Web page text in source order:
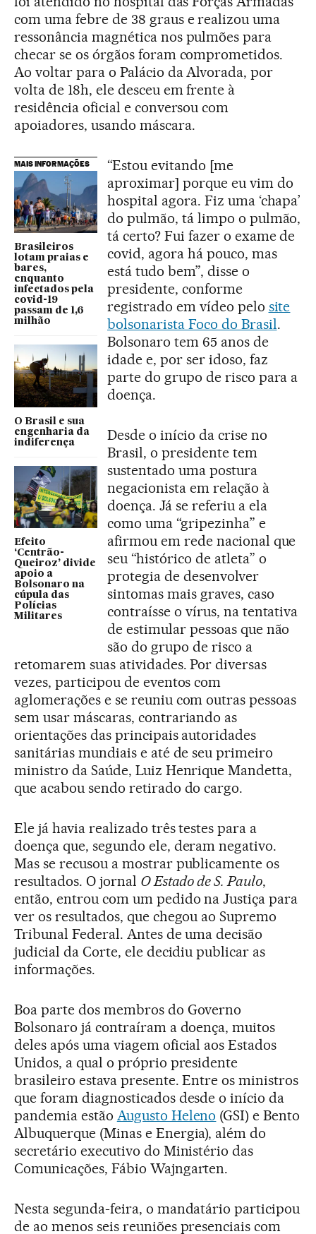
com uma febre de 38 graus e realizou uma
ressonância magnética nos pulmões para
checar se os órgãos foram comprometidos.
Ao voltar para o Palácio da Alvorada, por
volta de 18h, ele desceu em frente à
residência oficial e conversou com
apoiadores, usando máscara.
MAIS INFORMAÇÕES
Brasileiros
lotam praias e
bares,
enquanto
infectados pela
covid-19
passam de 1,6
milhão
O Brasil e sua
engenharia da
indiferença
Efeito
‘Centrão-
Queiroz’ divide
apoio a
Bolsonaro na
cúpula das
Polícias
Militares
“Estou evitando [me
aproximar] porque eu vim do
hospital agora. Fiz uma ‘chapa’
do pulmão, tá limpo o pulmão,
tá certo? Fui fazer o exame de
covid, agora há pouco, mas
está tudo bem”, disse o
presidente, conforme
registrado em vídeo pelo site
bolsonarista Foco do Brasil.
Bolsonaro tem 65 anos de
idade e, por ser idoso, faz
parte do grupo de risco para a
doença.
Desde o início da crise no
Brasil, o presidente tem
sustentado uma postura
negacionista em relação à
doença. Já se referiu a ela
como uma “gripezinha” e
afirmou em rede nacional que
seu “histórico de atleta” o
protegia de desenvolver
sintomas mais graves, caso
contraísse o vírus, na tentativa
de estimular pessoas que não
são do grupo de risco a
retomarem suas atividades. Por diversas
vezes, participou de eventos com
aglomerações e se reuniu com outras pessoas
sem usar máscaras, contrariando as
orientações das principais autoridades
sanitárias mundiais e até de seu primeiro
ministro da Saúde, Luiz Henrique Mandetta,
que acabou sendo retirado do cargo.
Ele já havia realizado três testes para a
doença que, segundo ele, deram negativo.
Mas se recusou a mostrar publicamente os
resultados. O jornal O Estado de S. Paulo,
então, entrou com um pedido na Justiça para
ver os resultados, que chegou ao Supremo
Tribunal Federal. Antes de uma decisão
judicial da Corte, ele decidiu publicar as
informações.
Boa parte dos membros do Governo
Bolsonaro já contraíram a doença, muitos
deles após uma viagem oficial aos Estados
Unidos, a qual o próprio presidente
brasileiro estava presente. Entre os ministros
que foram diagnosticados desde o início da
pandemia estão Augusto Heleno (GSI) e Bento
Albuquerque (Minas e Energia), além do
secretário executivo do Ministério das
Comunicações, Fábio Wajngarten.
Nesta segunda-feira, o mandatário participou
de ao menos seis reuniões presenciais com